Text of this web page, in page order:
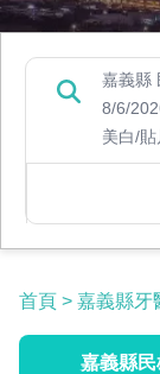
嘉義縣
8/6/
美白/貼
首頁 > 嘉義縣牙
嘉義縣